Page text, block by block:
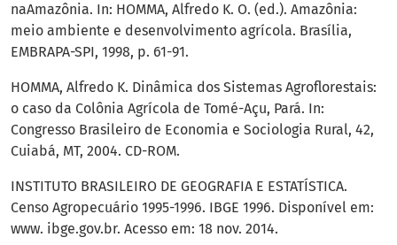
naAmazônia. In: HOMMA, Alfredo K. O. (ed.). Amazônia:
meio ambiente e desenvolvimento agrícola. Brasília,
EMBRAPA-SPI, 1998, p. 61-91.
HOMMA, Alfredo K. Dinâmica dos Sistemas Agroflorestais:
o caso da Colônia Agrícola de Tomé-Açu, Pará. In:
Congresso Brasileiro de Economia e Sociologia Rural, 42,
Cuiabá, MT, 2004. CD-ROM.
INSTITUTO BRASILEIRO DE GEOGRAFIA E ESTATÍSTICA.
Censo Agropecuário 1995-1996. IBGE 1996. Disponível em:
www. ibge.gov.br. Acesso em: 18 nov. 2014.